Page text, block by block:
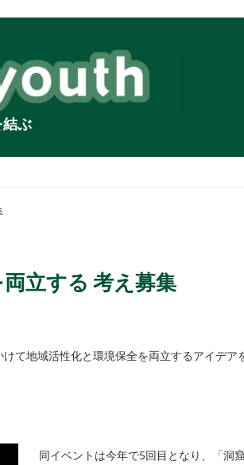
ぶ
立する 考え募集
て地域活性化と環境保全を両立するアイデア
同イベントは今年で5回目となり、「洞